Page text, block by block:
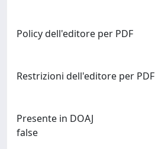
Policy dell'editore per PDF
Restrizioni dell'editore per PDF
Presente in DOAJ